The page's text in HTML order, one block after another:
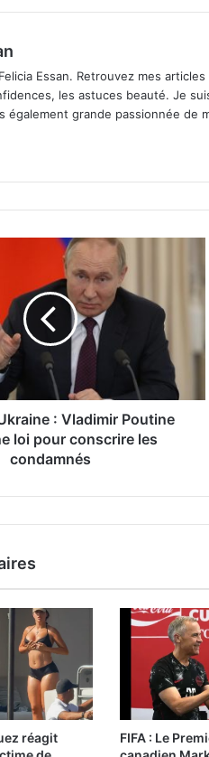
Essan. Retrouvez mes
les astuces beauté. Je
également grande passionnée de
: Vladimir Poutine
loi pour conscrire les
condamnés
réagit
FIFA : Le